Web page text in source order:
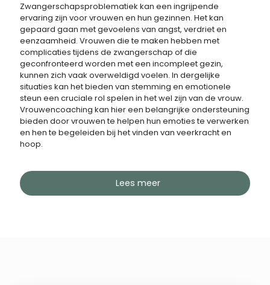
Zwangerschapsproblematiek kan een ingrijpende
ervaring zijn voor vrouwen en hun gezinnen. Het kan
gepaard gaan met gevoelens van angst, verdriet en
eenzaamheid. Vrouwen die te maken hebben met
complicaties tijdens de zwangerschap of die
geconfronteerd worden met een incompleet gezin,
kunnen zich vaak overweldigd voelen. In dergelijke
situaties kan het bieden van stemming en emotionele
steun een cruciale rol spelen in het wel zijn van de vrouw.
Vrouwencoaching kan hier een belangrijke ondersteuning
bieden door vrouwen te helpen hun emoties te verwerken
en hen te begeleiden bij het vinden van veerkracht en
hoop.
Lees meer